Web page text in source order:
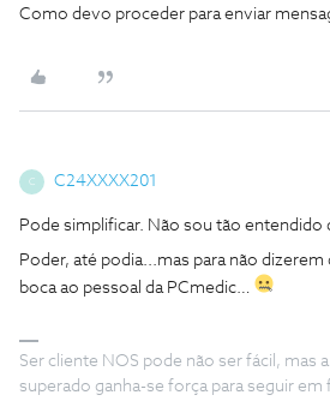
Como devo proceder para enviar
C C24XXXX201
Pode simplificar. Não sou tão entendido
Poder, até podia...mas para não
boca ao pessoal da PCmedic…
Ser cliente NOS pode não ser fácil, mas
superado ganha-se força para seguir